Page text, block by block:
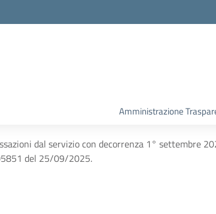
Amministrazione
dal servizio con decorrenza 1° settembre
del 25/09/2025.